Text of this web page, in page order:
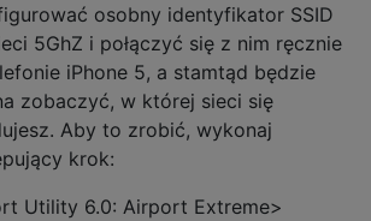
osobny identyfikator SSID
5GhZ i połączyć się z nim ręcznie
iPhone 5, a stamtąd będzie
zobaczyć, w której sieci się
Aby to zrobić, wykonaj
krok:
Utility 6.0: Airport Extreme>